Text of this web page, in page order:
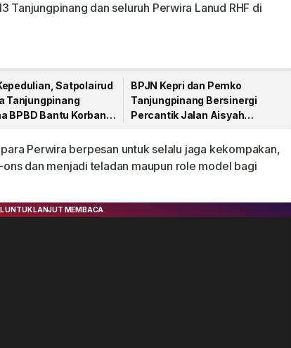
Tanjungpinang dan seluruh Perwira Lanud RHF di
Satpolairud
Tanjungpinang
BPBD Bantu Korban
BPJN Kepri dan Pemko
Tanjungpinang Bersinergi
Percantik Jalan Aisyah
Perwira berpesan untuk selalu jaga kekompakan,
dan menjadi teladan maupun role model bagi